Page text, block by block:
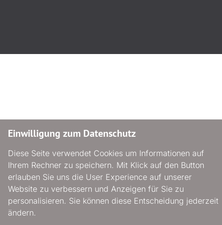
Einwilligung zum Datenschutz
Diese Seite verwendet Cookies um Informationen auf
Ihrem Rechner zu speichern. Mit Klick auf den Button
erlauben Sie uns die User Experience auf unserer
Website zu verbessern und Anzeigen für Sie zu
personalisieren. Sie können diese Entscheidung jederzeit
ändern.